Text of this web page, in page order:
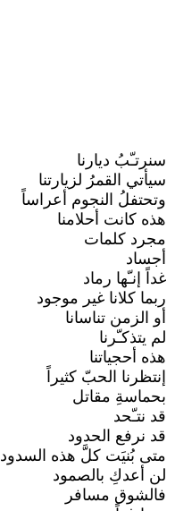
سنرتـّبُ ديارنا
سيأتي القمرُ لزيارتنا
وتحتفلُ النجوم أعراساً
هذه كانت أحلامنا
مجرد كلمات
أجساد
غداً إنـّها رماد
ربما كلانا غير موجود
أو الزمن تناسانا
لم يتذكـّرنا
هذه أحجياتنا
إنتظرنا الحبّ كثيراً
بحماسةِ مقاتل
قد نتـّحد
قد نرفع الحدود
متى بُنيَت كلَّ هذه السدود
لن أعدكِ بالصمود
فالشوق مسافر